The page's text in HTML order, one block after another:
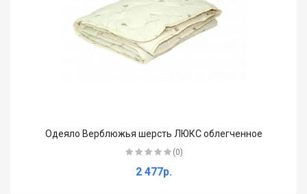
Одеяло Верблюжья шерсть ЛЮКС облегченное
(0)
2 477р.